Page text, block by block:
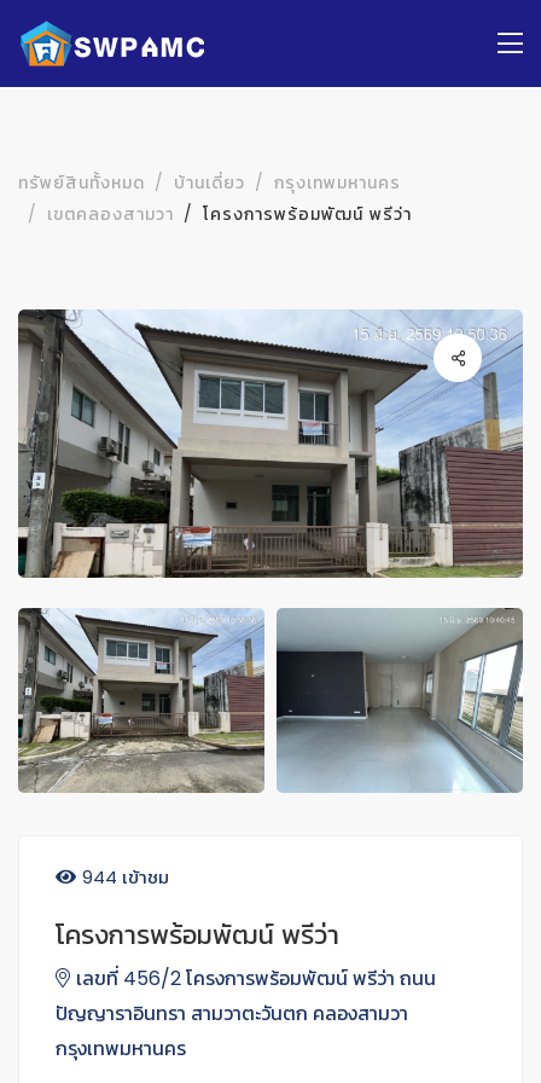
ทรัพย์สินทั้งหมด บ้านเดี่ยว
กรุงเทพมหานคร
เขตคลองสามวา
โครงการพร้อมพัฒน์ พรีว่า
944 เข้าชม
โครงการพร้อมพัฒน์ พรีว่า
เลขที่ 456/2 โครงการพร้อมพัฒน์ พรีว่า ถนน
ปัญญาราอินทรา สามวาตะวันตก คลองสามวา
กรุงเทพมหานคร